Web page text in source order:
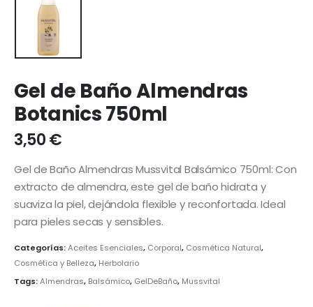
Gel de Baño Almendras
Botanics 750ml
3,50€
Gel de Baño Almendras Mussvital Balsámico 750ml: Con
extracto de almendra, este gel de baño hidrata y
suaviza la piel, dejándola flexible y reconfortada. Ideal
para pieles secas y sensibles.
Categorías:Aceites Esenciales, Corporal, Cosmética Natural,
Cosmética y Belleza, Herbolario
Tags:Almendras, Balsámico, GelDeBaño, Mussvital